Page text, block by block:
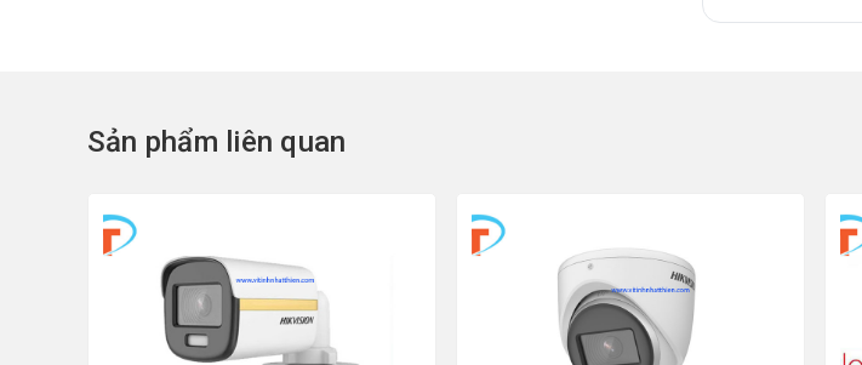
Sản phẩm liên quan